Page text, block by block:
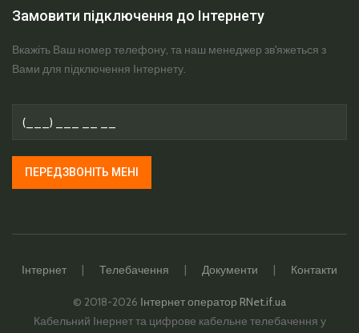
Замовити підключення до Інтернету
Вкажіть Ваш номер телефону, та наш менеджер зв'яжеться з
Вами для підключення Інтернету.
ПЕРЕДЗВОНІТЬ МЕНІ
© 2018-2026 Інтернет оператор RNet.if.ua
Кабельний Інернет та цифрове кабельне телебачення у
Інтернет | Телебачення | Документи | Контакти